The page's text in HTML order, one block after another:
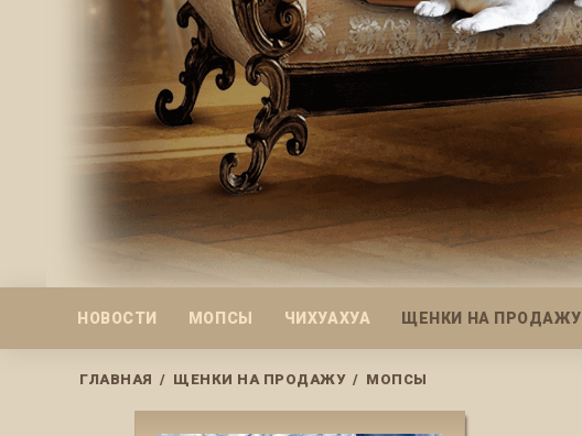
НОВОСТИ МОПСЫ ЧИХУАХУА ЩЕНКИ НА ПРОДАЖУ
ГЛАВНАЯ / ЩЕНКИ НА ПРОДАЖУ / МОПСЫ